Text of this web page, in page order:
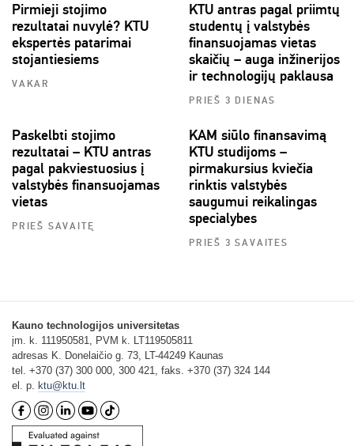
Pirmieji stojimo
rezultatai nuvylė? KTU
ekspertės patarimai
stojantiesiems
VAKAR
KTU antras pagal priimtų
studentų į valstybės
finansuojamas vietas
skaičių – auga inžinerijos
ir technologijų paklausa
PRIEŠ 3 DIENAS
Paskelbti stojimo
rezultatai – KTU antras
pagal pakviestuosius į
valstybės finansuojamas
vietas
PRIEŠ SAVAITĘ
KAM siūlo finansavimą
KTU studijoms –
pirmakursius kviečia
rinktis valstybės
saugumui reikalingas
specialybes
PRIEŠ 3 SAVAITES
Kauno technologijos universitetas
įm. k. 111950581, PVM k. LT119505811
adresas K. Donelaičio g. 73, LT-44249 Kaunas
tel. +370 (37) 300 000, 300 421, faks. +370 (37) 324 144
el. p. ktu@ktu.lt